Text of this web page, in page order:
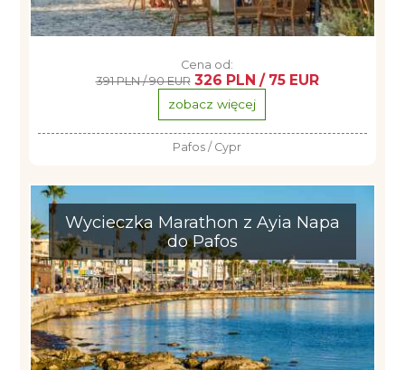
Cena od:
391 PLN / 90 EUR 326 PLN / 75 EUR
zobacz więcej
Pafos / Cypr
Wycieczka Marathon z Ayia Napa
do Pafos